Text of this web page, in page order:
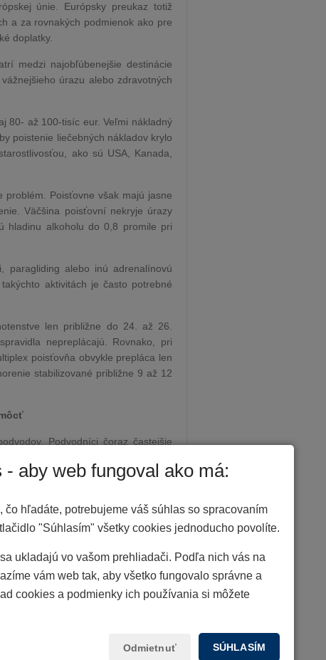
únie. Európsky preukaz totiž
a za rovnakých podmienok ako pre
doplatky.
medzi najobľúbenejšie destinácie
úrazu alebo zdravotných
80- až 100-tisíc eur. Veľmi nákladný
poistenie liečebných nákladov krylo
ako sú USA, Kanada,
Poisťovne však majú jasne
Väčšina poisťovní nekryje úrazy
hladinu alkoholu do 0,8 promile pri
paragliding alebo inú adrenalínovú
aktivitách je často potrebné
len približne do 24. až 26.
nepreplácajú. Rovnako, pri
poisťovňa obvykle prepláca len
stabilizované približne 9 až 12
Podvodníci čoraz častejšie
ktoré v skutočnosti neexistujú.
komunikáciu, ktorá pôsobí ako
správy o údajnom probléme
cez napadnuté účty skutočných
rezervačnej platformy.
služby, ktoré bývajú súčasťou
aby web fungoval ako má:
hľadáte, potrebujeme váš súhlas so spracovaním
"Súhlasím" všetky cookies jednoducho povolíte.
ukladajú vo vašom prehliadači. Podľa nich vás na
vám web tak, aby všetko fungovalo správne a
cookies a podmienky ich používania si môžete
SÚHLASÍM
Odmietnuť